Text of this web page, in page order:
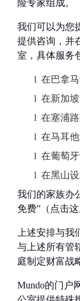
险专家组成。
我们可以为您
提供咨询，并
室，具体服务
l 在巴拿
l 在新加
l 在塞浦
l 在马耳
l 在葡萄
l 在黑山设
我们的家族办
免费” （点击
上述安排与
与上述所有管
庭制定财富战
Mundo的门户